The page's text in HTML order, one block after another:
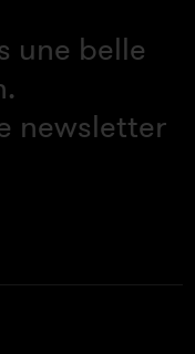
une belle
newsletter